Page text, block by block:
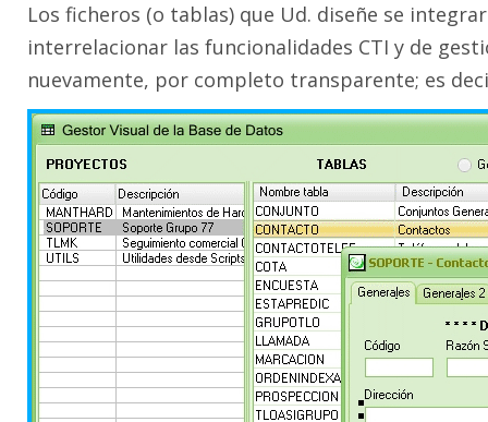
Los ficheros (o tablas) que Ud. diseñe se
interrelacionar las funcionalidades CTI y de
nuevamente, por completo transparente; es